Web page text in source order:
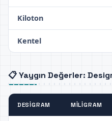
Kiloton
Kentel
📋 Yaygın Değerler:
DESIGRAM MILIGRAM